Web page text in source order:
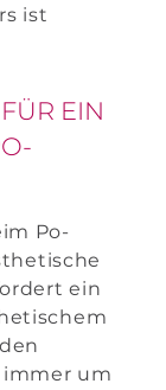
ist
EIN
Po-
ein
um